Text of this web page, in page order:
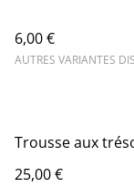
6,00 €
AUTRES VARIANTES
Trousse aux
25,00 €